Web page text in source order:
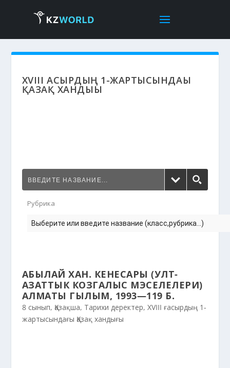
ХVIII ҒАСЫРДЫҢ 1-ЖАРТЫСЫНДАҒЫ
ҚАЗАҚ ХАНДЫҒЫ
Рубрика
Выберите или введите название (класс,рубрика...)
АБЫЛАЙ ХАН. КЕНЕСАРЫ (УЛТ-
АЗАТТЫК КОЗГАЛЫС МЭСЕЛЕЛЕРИ)
АЛМАТЫ ГЫЛЫМ, 1993—119 Б.
8 сынып, Қазақша, Тарихи деректер, ХVIII ғасырдың 1-
жартысындағы Қазақ хандығы